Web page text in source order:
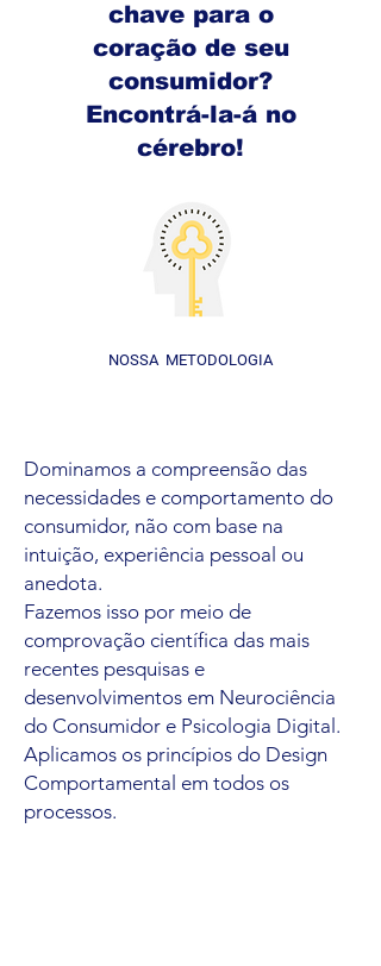
chave para o
coração de seu
consumidor?
Encontrá-la-á no
cérebro!
NOSSA METODOLOGIA
Dominamos a compreensão das
necessidades e comportamento do
consumidor, não com base na
intuição, experiência pessoal ou
anedota.
Fazemos isso por meio de
comprovação científica das mais
recentes pesquisas e
desenvolvimentos em Neurociência
do Consumidor e Psicologia Digital.
Aplicamos os princípios do Design
Comportamental em todos os
processos.